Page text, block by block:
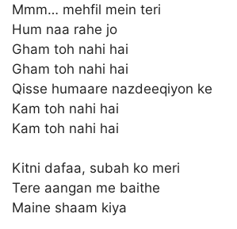
Mmm… mehfil mein teri
Hum naa rahe jo
Gham toh nahi hai
Gham toh nahi hai
Qisse humaare nazdeeqiyon ke
Kam toh nahi hai
Kam toh nahi hai
Kitni dafaa, subah ko meri
Tere aangan me baithe
Maine shaam kiya